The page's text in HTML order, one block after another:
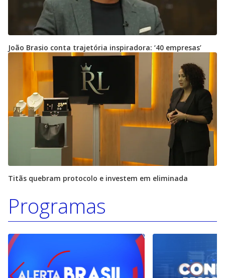
João Brasio conta trajetória inspiradora: ‘40 empresas’
Titãs quebram protocolo e investem em eliminada
Programas